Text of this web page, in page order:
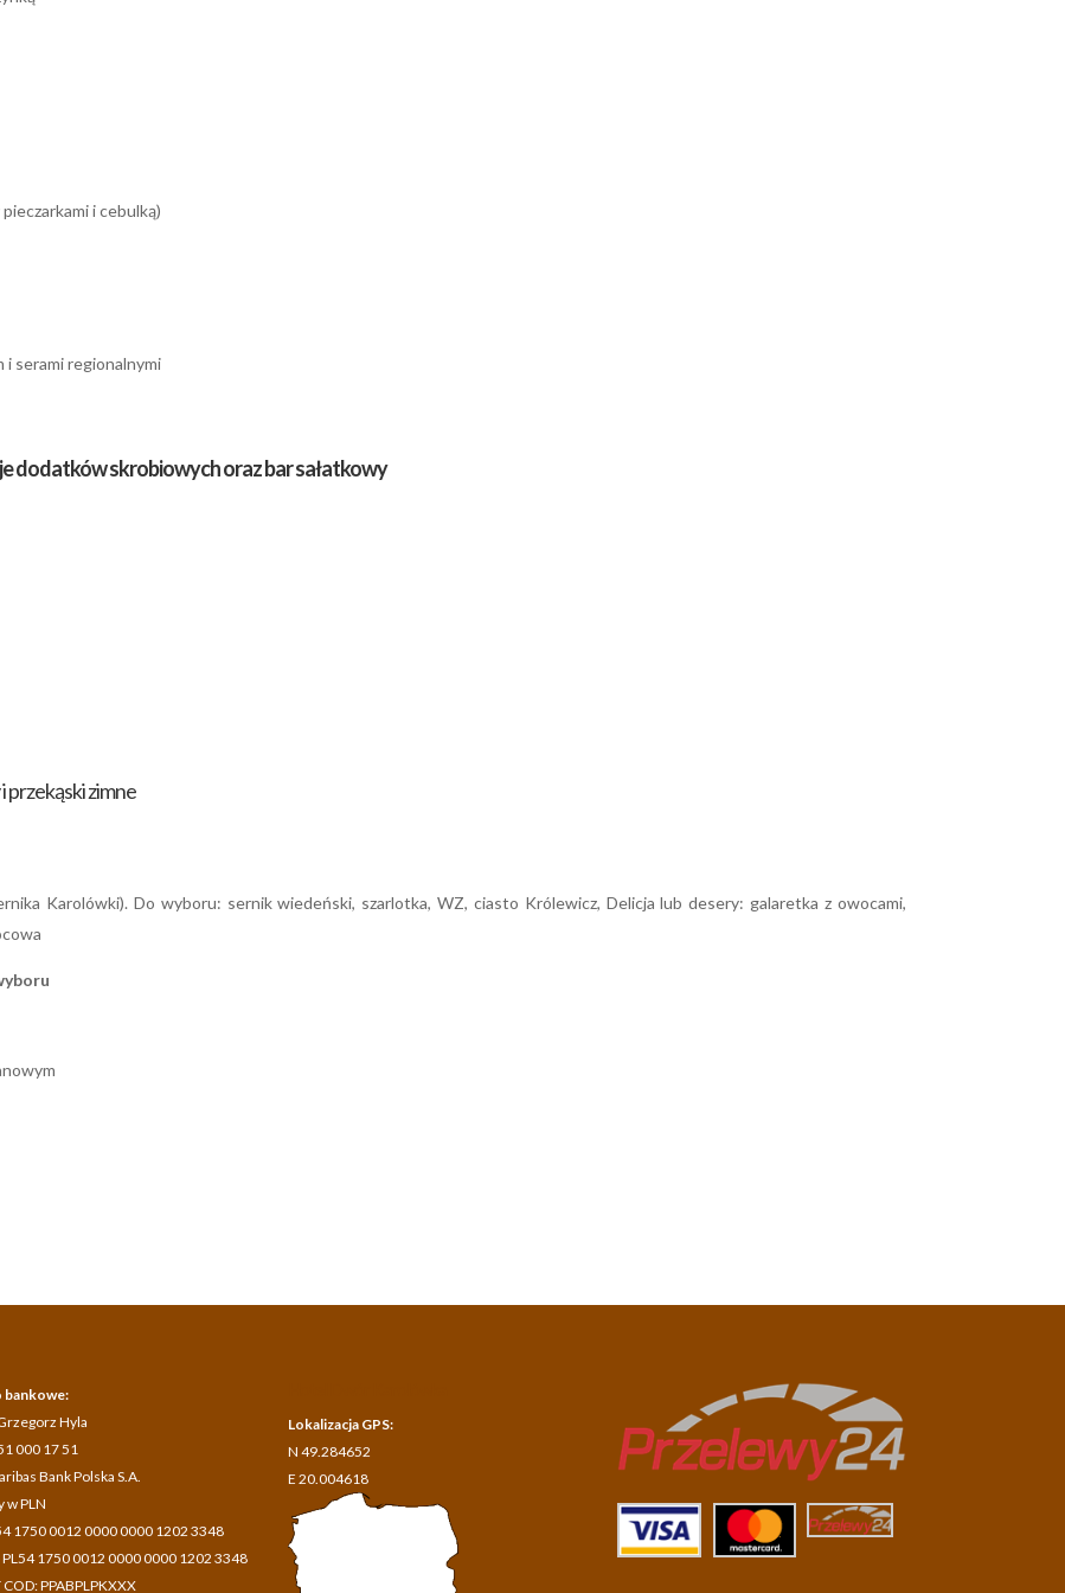
i cebulką)
i serami regionalnymi
dodatków skrobiowych oraz bar sałatkowy
przekąski zimne
Karolówki). Do wyboru: sernik wiedeński, szarlotka, WZ, ciasto Królewicz, Delicja lub desery: galaretka z owocami,
bankowe:
Hyla
000 17 51
Bank Polska S.A.
w PLN
1750 0012 0000 0000 1202 3348
PL54 1750 0012 0000 0000 1202 3348
COD: PPABPLPKXXX
Lokalizacja GPS:
N 49.284652
E 20.004618